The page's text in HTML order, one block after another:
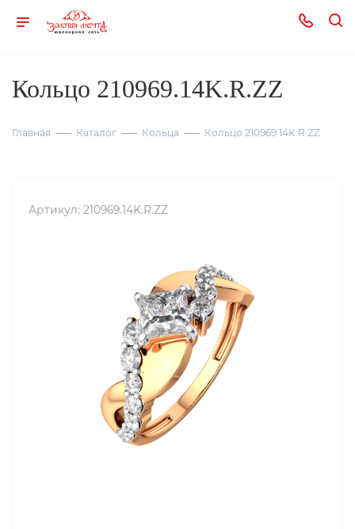
Кольцо 210969.14K.R.ZZ
Главная Каталог Кольца Кольцо 210969.14K.R.ZZ
Артикул: 210969.14K.R.ZZ